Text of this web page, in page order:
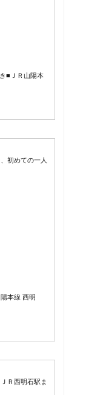
■ＪＲ山陽本
初めての一人
本線 西明
Ｒ西明石駅ま